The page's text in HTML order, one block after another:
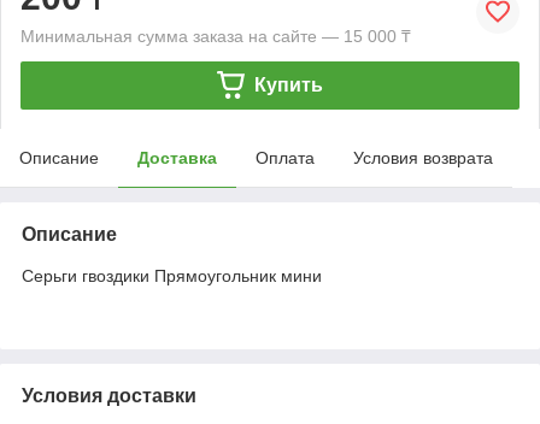
Минимальная сумма заказа на сайте — 15 000 ₸
Купить
Описание Доставка Оплата Условия возврата
Описание
Серьги гвоздики Прямоугольник мини
Условия доставки